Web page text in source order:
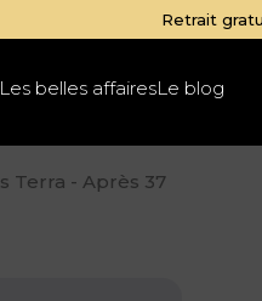
D'or et de vins
Les belles affairesLe blog
Terra - Après 37